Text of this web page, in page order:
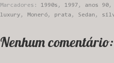
Marcadores: 1990s , 1997 , anos 90,
luxury , Moneró, prata , Sedan ,
Nenhum comentário: